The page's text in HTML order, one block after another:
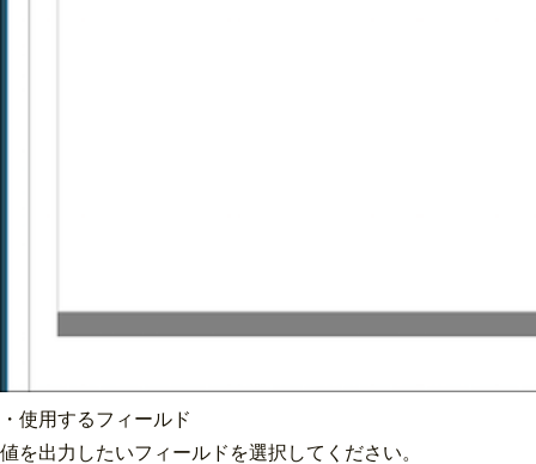
・使用するフィールド
値を出力したいフィールドを選択してください。